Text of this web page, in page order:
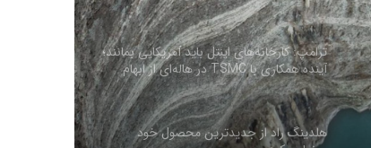
ترامپ: کارخانه‌های اینتل باید آمریکایی بمانند؛
آینده همکاری با TSMC در هاله‌ای از ابهام
هلدینگ راد از جدیدترین محصول خود